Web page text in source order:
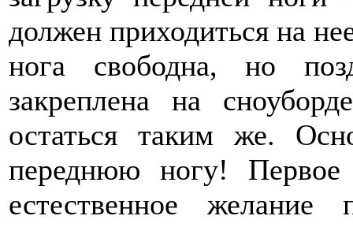
должен приходиться на
нога свободна, но
закреплена на
остаться таким же.
переднюю ногу! Первое
естественное